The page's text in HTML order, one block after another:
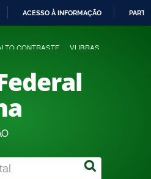
ACESSO À INFORMAÇÃO
CONTRASTE VLIBRAS